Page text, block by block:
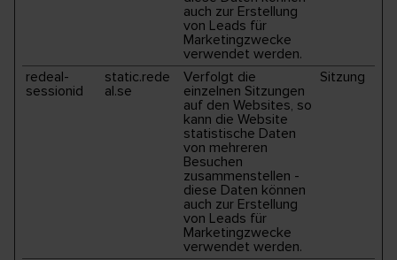
auch zur Erstellung
von Leads für
Marketingzwecke
verwendet werden.
redeal-
sessionid
static.rede
al.se
Verfolgt die
einzelnen Sitzungen
auf den Websites, so
kann die Website
statistische Daten
von mehreren
Besuchen
zusammenstellen -
diese Daten können
auch zur Erstellung
von Leads für
Marketingzwecke
verwendet werden.
Sitzung